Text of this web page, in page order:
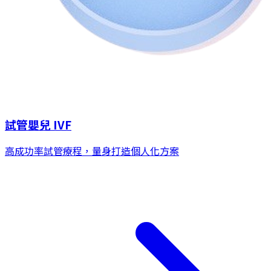
試管嬰兒 IVF
高成功率試管療程，量身打造個人化方案